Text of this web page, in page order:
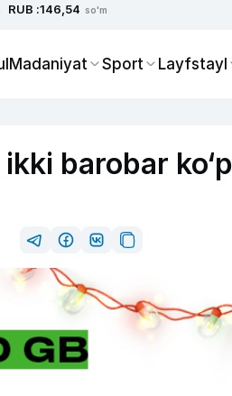
RUB :146,54 so'm
Madaniyat Sport Layfstayl
barobar ko‘p